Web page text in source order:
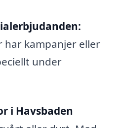
har kampanjer eller
under
i Havsbaden